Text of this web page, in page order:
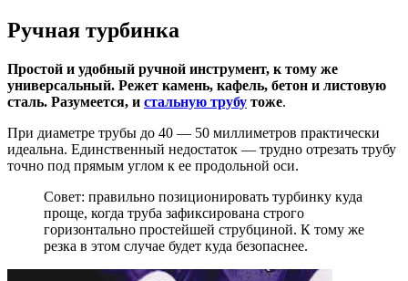
Ручная турбинка
Простой и удобный ручной инструмент, к тому же
универсальный. Режет камень, кафель, бетон и листовую
сталь. Разумеется, и стальную трубу тоже.
При диаметре трубы до 40 — 50 миллиметров практически
идеальна. Единственный недостаток — трудно отрезать трубу
точно под прямым углом к ее продольной оси.
Совет: правильно позиционировать турбинку куда
проще, когда труба зафиксирована строго
горизонтально простейшей струбциной. К тому же
резка в этом случае будет куда безопаснее.